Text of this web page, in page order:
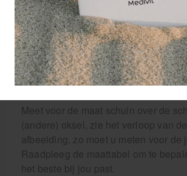
De schouderbrace is verkrijgbaar in
S: 83.1 - 93.3 cm
M: 93.3 - 103.5 cm
L: 103.5 - 113.7 cm
XL: 113.7 - 127 cm
Meet voor de maat schuin over de
(andere) oksel, zie het verloop van
afbeelding, zo moet u meten voor de
Raadpleeg de maattabel om te
het beste bij jou past.